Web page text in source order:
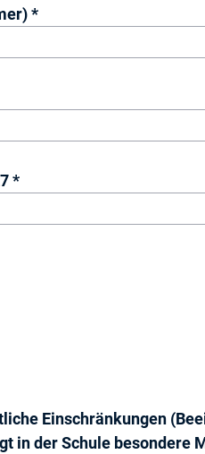
SV-Nummer (AHV-Nummer) *
Klasse im Schuljahr 26/27 *
Einschränkungen
in der Schule